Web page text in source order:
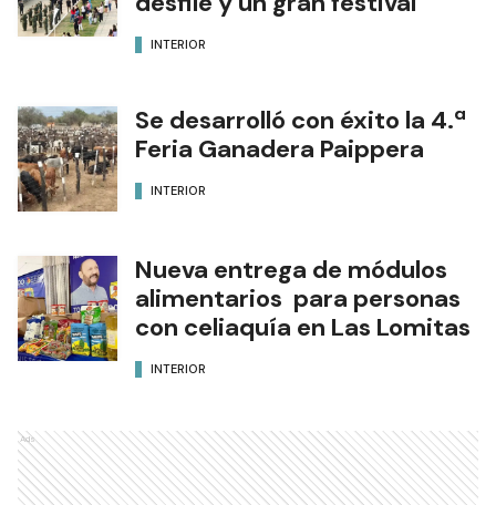
INTERIOR
Se desarrolló con éxito la 4.ª
Feria Ganadera Paippera
INTERIOR
Nueva entrega de módulos
alimentarios para personas
con celiaquía en Las Lomitas
INTERIOR
Ads